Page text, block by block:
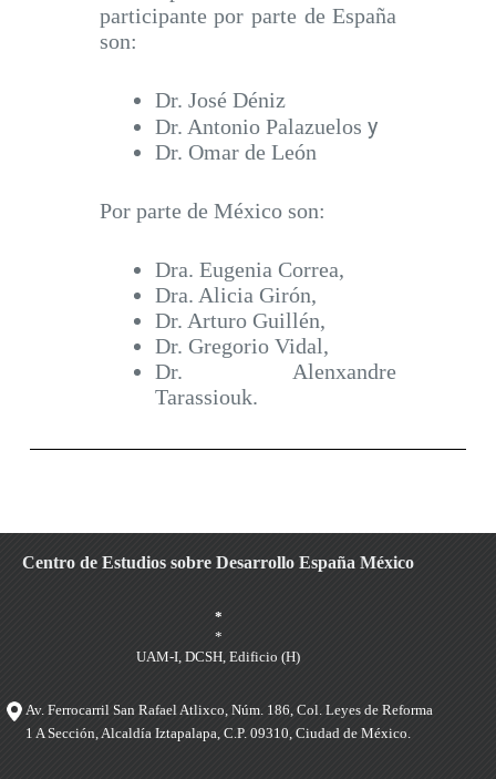
participante por parte de España
son:
Dr. José Déniz
Dr. Antonio Palazuelos y
Dr. Omar de León
Por parte de México son:
Dra. Eugenia Correa,
Dra. Alicia Girón,
Dr. Arturo Guillén,
Dr. Gregorio Vidal,
Dr. Alenxandre
Tarassiouk.
Centro de Estudios sobre Desarrollo España México
*
*
UAM-I, DCSH, Edificio (H)
Av. Ferrocarril San Rafael Atlixco, Núm. 186, Col. Leyes de Reforma
1 A Sección, Alcaldía Iztapalapa, C.P. 09310, Ciudad de México.